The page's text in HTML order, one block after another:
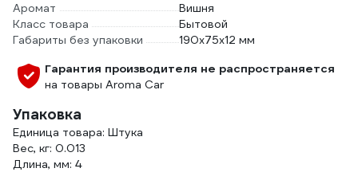
Аромат
Вишня
Класс товара
Бытовой
Габариты без упаковки
190х75х12 мм
Гарантия производителя не распространяется
на товары Aroma Car
Упаковка
Единица товара: Штука
Вес, кг: 0.013
Длина, мм: 4